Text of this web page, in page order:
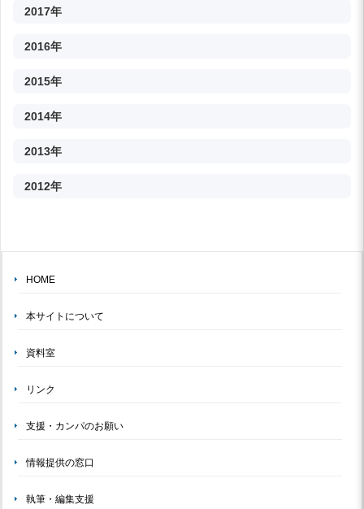
2017年
2016年
2015年
2014年
2013年
2012年
HOME
本サイトについて
資料室
リンク
支援・カンパのお願い
情報提供の窓口
執筆・編集支援